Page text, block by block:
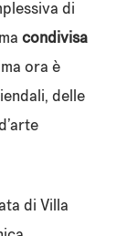
di
condivisa
ora è
delle
di Villa